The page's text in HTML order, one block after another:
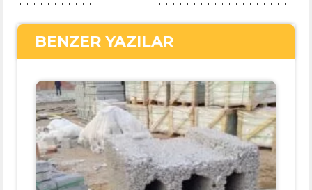
BENZER YAZILAR